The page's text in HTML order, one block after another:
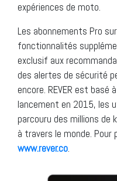
expériences de moto.
Les abonnements Pro
fonctionnalités
exclusif aux
des alertes de sécurité
encore. REVER est basé
lancement en 2015, les
parcouru des millions de
à travers le monde.
www.rever.co.